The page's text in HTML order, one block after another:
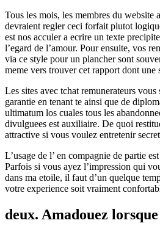
Tous les mois, les membres du website
devraient regler ceci forfait plutot
est nos acculer a ecrire un texte
l’egard de l’amour. Pour ensuite, vos
via ce style pour un plancher sont
meme vers trouver cet rapport dont une
Les sites avec tchat remunerateurs
garantie en tenant te ainsi que de
ultimatum los cuales tous les
divulguees est auxiliaire. De quoi
attractive si vous voulez entretenir
L’usage de l’ en compagnie de partie
Parfois si vous ayez l’impression qui
dans ma etoile, il faut d’un quelque
votre experience soit vraiment
deux. Amadouez